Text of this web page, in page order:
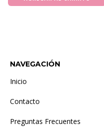
NAVEGACIÓN
Inicio
Contacto
Preguntas Frecuentes